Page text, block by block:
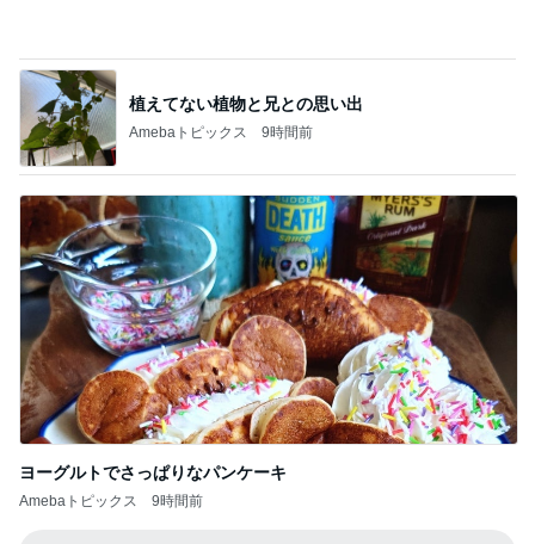
ヨーグルトでさっぱりなパンケーキ
Amebaトピックス
記事を読む
夜しまい忘れたゴーヤが一夜で噴火
Amebaトピックス 9時間前
堀ちえみ 愛犬三姉妹の記念撮影
Amebaトピックス 9時間前